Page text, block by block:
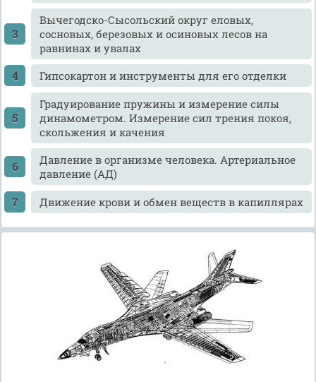
Вычегодско-Сысольский округ еловых,
сосновых, березовых и осиновых лесов на
равнинах и увалах
Гипсокартон и инструменты для его отделки
Градуирование пружины и измерение силы
динамометром. Измерение сил трения покоя,
скольжения и качения
Давление в организме человека. Артериальное
давление (АД)
Движение крови и обмен веществ в капиллярах